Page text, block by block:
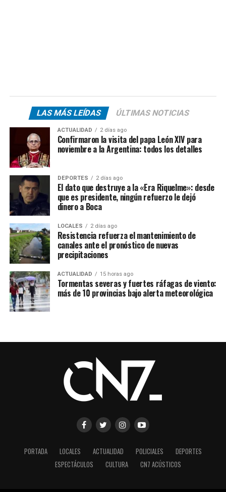
LAS MÁS LEÍDAS ÚLTIMAS NOTICIAS
ACTUALIDAD 2 días ago
Confirmaron la visita del papa León XIV para
noviembre a la Argentina: todos los detalles
DEPORTES 2 días ago
El dato que destruye a la «Era Riquelme»: desde
que es presidente, ningún refuerzo le dejó
dinero a Boca
LOCALES 2 días ago
Resistencia refuerza el mantenimiento de
canales ante el pronóstico de nuevas
precipitaciones
ACTUALIDAD 15 horas ago
Tormentas severas y fuertes ráfagas de viento:
más de 10 provincias bajo alerta meteorológica
PORTADA LOCALES ACTUALIDAD POLICIALES
DEPORTES
ESPECTÁCULOS
CULTURA CN7 ACÚSTICOS